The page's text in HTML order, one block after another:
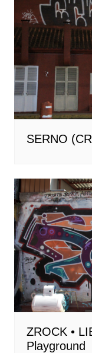
SERNO
ZROCK •
Playground